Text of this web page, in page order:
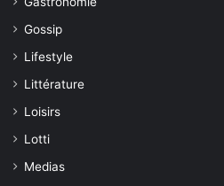
Gossip
Lifestyle
Littérature
Loisirs
Lotti
Medias